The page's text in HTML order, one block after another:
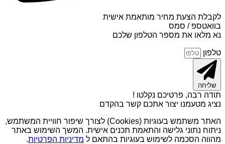
לקבלת הצעת מחיר מותאמת אישית
בוואטספ / סמס
נא מלאו את מספר הטלפון שלכם
טלפון
שליחה
תודה רבה, פרטיכם נקלטו !
נציג מטעמנו יצור אתכם קשר בהקדם
האתר משתמש בעוגיות (Cookies) לצורך שיפור חוויית המשתמש,
ניתוח נתוני גלישה והתאמת תכנים אישית. המשך השימוש באתר
מהווה הסכמה לשימוש בעוגיות בהתאם ל מדיניות הפרטיות.